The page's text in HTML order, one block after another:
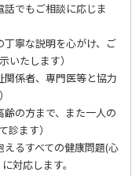
でもご相談に応じま
寧な説明を心がけ、ご
いたします）
係者、専門医等と協力
の方まで、また一人の
診ます）
るすべての健康問題(心
対応します。